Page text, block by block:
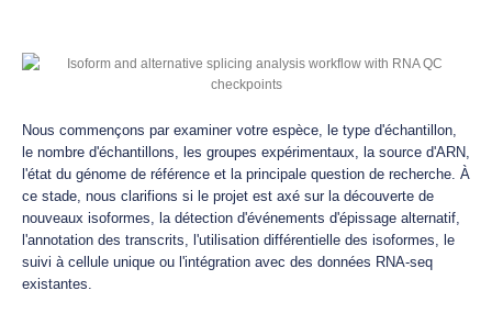
Nous commençons par examiner votre espèce, le type d'échantillon,
le nombre d'échantillons, les groupes expérimentaux, la source d'ARN,
l'état du génome de référence et la principale question de recherche. À
ce stade, nous clarifions si le projet est axé sur la découverte de
nouveaux isoformes, la détection d'événements d'épissage alternatif,
l'annotation des transcrits, l'utilisation différentielle des isoformes, le
suivi à cellule unique ou l'intégration avec des données RNA-seq
existantes.